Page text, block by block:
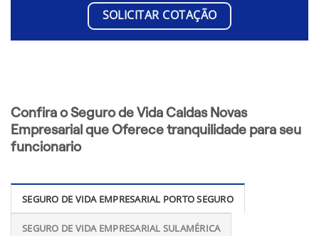
SOLICITAR COTAÇÃO
Confira o Seguro de Vida Caldas Novas
Empresarial que Oferece tranquilidade para seu
funcionario
SEGURO DE VIDA EMPRESARIAL PORTO SEGURO
SEGURO DE VIDA EMPRESARIAL SULAMÉRICA